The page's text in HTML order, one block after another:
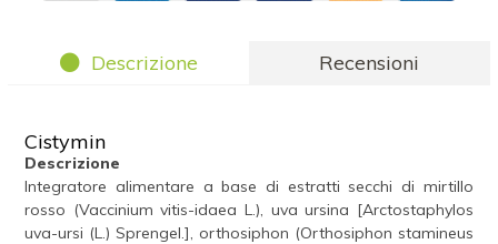
Descrizione Recensioni
Cistymin
Descrizione
Integratore alimentare a base di estratti secchi di mirtillo
rosso (Vaccinium vitis-idaea L.), uva ursina [Arctostaphylos
uva-ursi (L.) Sprengel.], orthosiphon (Orthosiphon stamineus